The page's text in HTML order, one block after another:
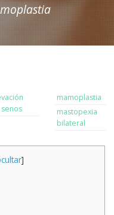
mamoplastia
mastopexia
bilateral
]